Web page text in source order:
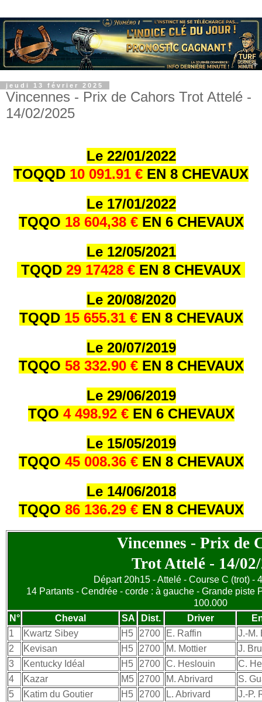
jeudi 13 février 2025
Vincennes - Prix de Cahors Trot Attelé -
14/02/2025
Le 22/01/2022
TOQQD 10 091.91 € EN 8 CHEVAUX
Le 17/01/2022
TQQO 18 604,38 € EN 6 CHEVAUX
Le 12/05/2021
TQQD 29 17428 € EN 8 CHEVAUX
Le 20/08/2020
TQQD 15 655.31 € EN 8 CHEVAUX
Le 20/07/2019
TQQO 58 332.90 € EN 8 CHEVAUX
Le 29/06/2019
TQO 4 498.92 € EN 6 CHEVAUX
Le 15/05/2019
TQQO 45 008.36 € EN 8 CHEVAUX
Le 14/06/2018
TQQO 86 136.29 € EN 8 CHEVAUX
Vincennes - Prix de
Trot Attelé - 14/
Départ 20h15 - Attelé - Course C (trot) -
14 Partants - Cendrée - corde : à gauche - Grande piste
100.000
N°
Cheval SA Dist. Driver
1
Kwartz Sibey H5 2700 E. Raffin
J.-M.
2
Kevisan H5 2700 M. Mottier
J.
3
Kentucky Idéal H5 2700 C. Heslouin
C.
4
Kazar M5 2700 M. Abrivard
S.
5
Katim du Goutier H5 2700 L. Abrivard
J.-P.